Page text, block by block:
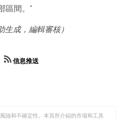
區間。"
生成，編輯審核）
信息推送
險和不確定性。本頁所介紹的市場和工具